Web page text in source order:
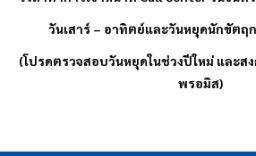
วันเสาร์ – อาทิตย์และวันหยุดนักขัตฤ
(โปรดตรวจสอบวันหยุดในช่วงปีใหม่ และส
พรอมิส)